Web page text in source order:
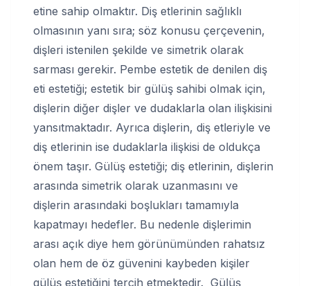
etine sahip olmaktır. Diş etlerinin sağlıklı
olmasının yanı sıra; söz konusu çerçevenin,
dişleri istenilen şekilde ve simetrik olarak
sarması gerekir. Pembe estetik de denilen diş
eti estetiği; estetik bir gülüş sahibi olmak için,
dişlerin diğer dişler ve dudaklarla olan ilişkisini
yansıtmaktadır. Ayrıca dişlerin, diş etleriyle ve
diş etlerinin ise dudaklarla ilişkisi de oldukça
önem taşır. Gülüş estetiği; diş etlerinin, dişlerin
arasında simetrik olarak uzanmasını ve
dişlerin arasındaki boşlukları tamamıyla
kapatmayı hedefler. Bu nedenle dişlerimin
arası açık diye hem görünümünden rahatsız
olan hem de öz güvenini kaybeden kişiler
gülüş estetiğini tercih etmektedir. Gülüş